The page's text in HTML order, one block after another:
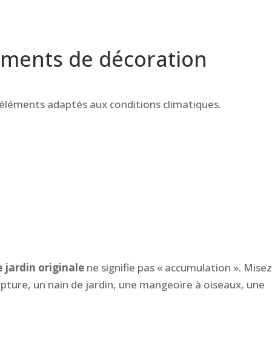
de décoration
adaptés aux conditions climatiques.
jardin originale ne signifie pas « accumulation ».
un nain de jardin, une mangeoire à oiseaux, une